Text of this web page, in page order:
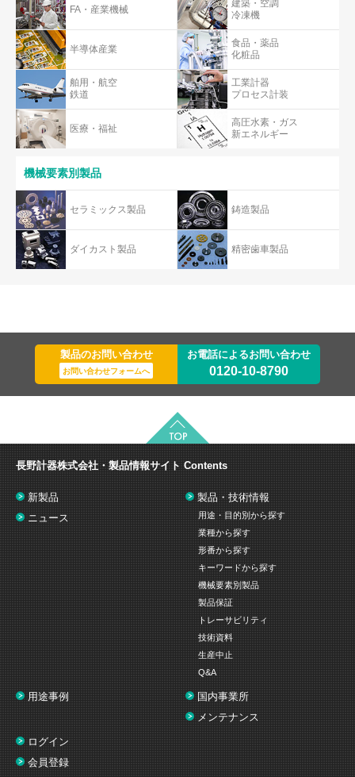
FA・産業機械
建築・空調
冷凍機
半導体産業
食品・薬品
化粧品
舶用・航空
鉄道
工業計器
プロセス計装
医療・福祉
高圧水素・ガス
新エネルギー
機械要素別製品
セラミックス製品 鋳造製品
ダイカスト製品 精密歯車製品
製品のお問い合わせ
お問い合わせフォームへ
お電話によるお問い合わせ
0120-10-8790
長野計器株式会社・製品情報サイト Contents
新製品
ニュース
製品・技術情報
用途・目的別から探す
業種から探す
形番から探す
キーワードから探す
機械要素別製品
製品保証
トレーサビリティ
技術資料
生産中止
Q&A
用途事例
国内事業所
メンテナンス
ログイン
会員登録